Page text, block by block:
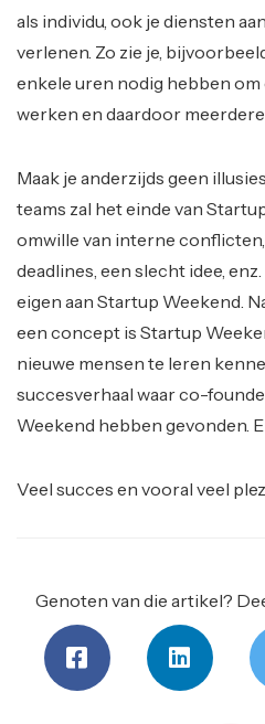
als individu, ook je diensten
verlenen. Zo zie je,
enkele uren nodig hebben
werken en daardoor
Maak je anderzijds geen
teams zal het einde van
omwille van interne
deadlines, een slecht idee,
eigen aan Startup Weekend.
een concept is Startup
nieuwe mensen te leren
succesverhaal waar co-
Weekend hebben gevonden.
Veel succes en vooral veel
Genoten van die artikel?